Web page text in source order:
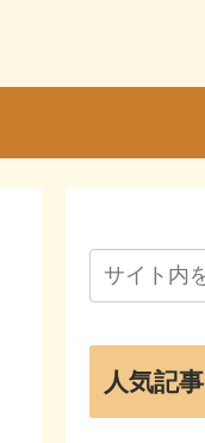
人気記事